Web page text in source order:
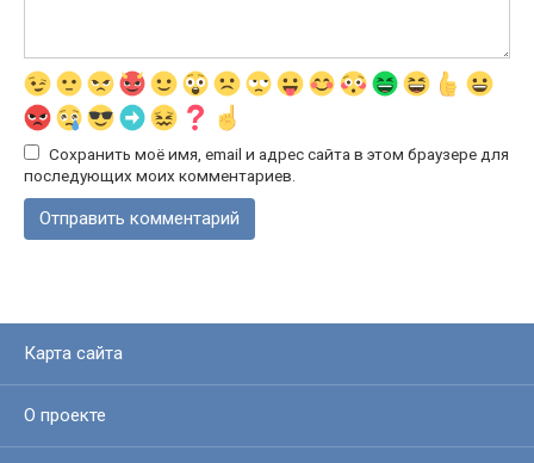
Сохранить моё имя, email и адрес сайта в этом браузере для
последующих моих комментариев.
Карта сайта
О проекте